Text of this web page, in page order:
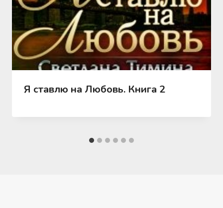
Я ставлю на Любовь. Книга 2